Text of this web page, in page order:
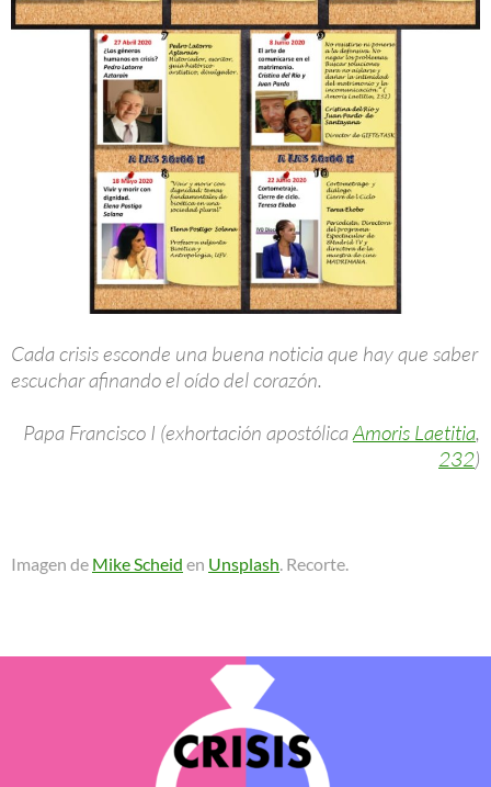
Cada crisis esconde una buena noticia que hay que saber
escuchar afinando el oído del corazón.
Papa Francisco I (exhortación apostólicaAmoris Laetitia,
232)
Imagen de Mike Scheid en Unsplash. Recorte.